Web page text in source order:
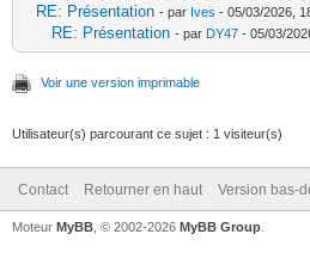
RE: Présentation - par Ives - 05/03/2026,
RE: Présentation - par DY47 - 05/03/
Voir une version imprimable
Utilisateur(s) parcourant ce sujet : 1 visiteur(s)
Contact Retourner en haut Version bas-
Moteur MyBB , © 2002-2026 MyBB Group